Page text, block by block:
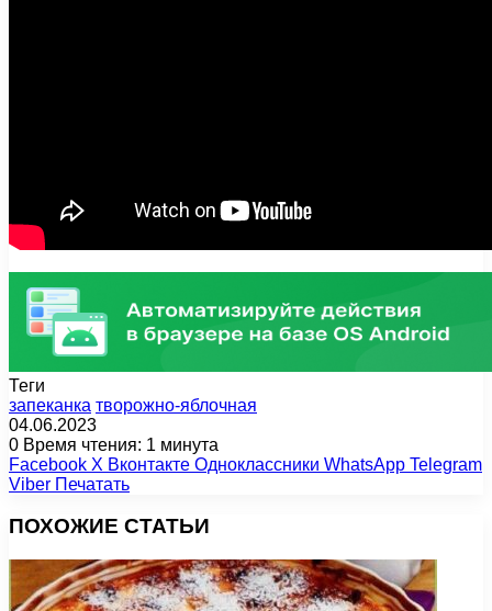
Теги
запеканка творожно-яблочная
04.06.2023
0 Время чтения: 1 минута
Facebook X Вконтакте Одноклассники WhatsApp Telegram
Viber Печатать
ПОХОЖИЕ СТАТЬИ